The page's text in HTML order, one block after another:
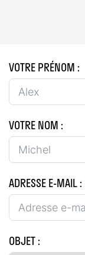
VOTRE PRÉNOM :
VOTRE NOM :
ADRESSE E-MAIL :
OBJET :